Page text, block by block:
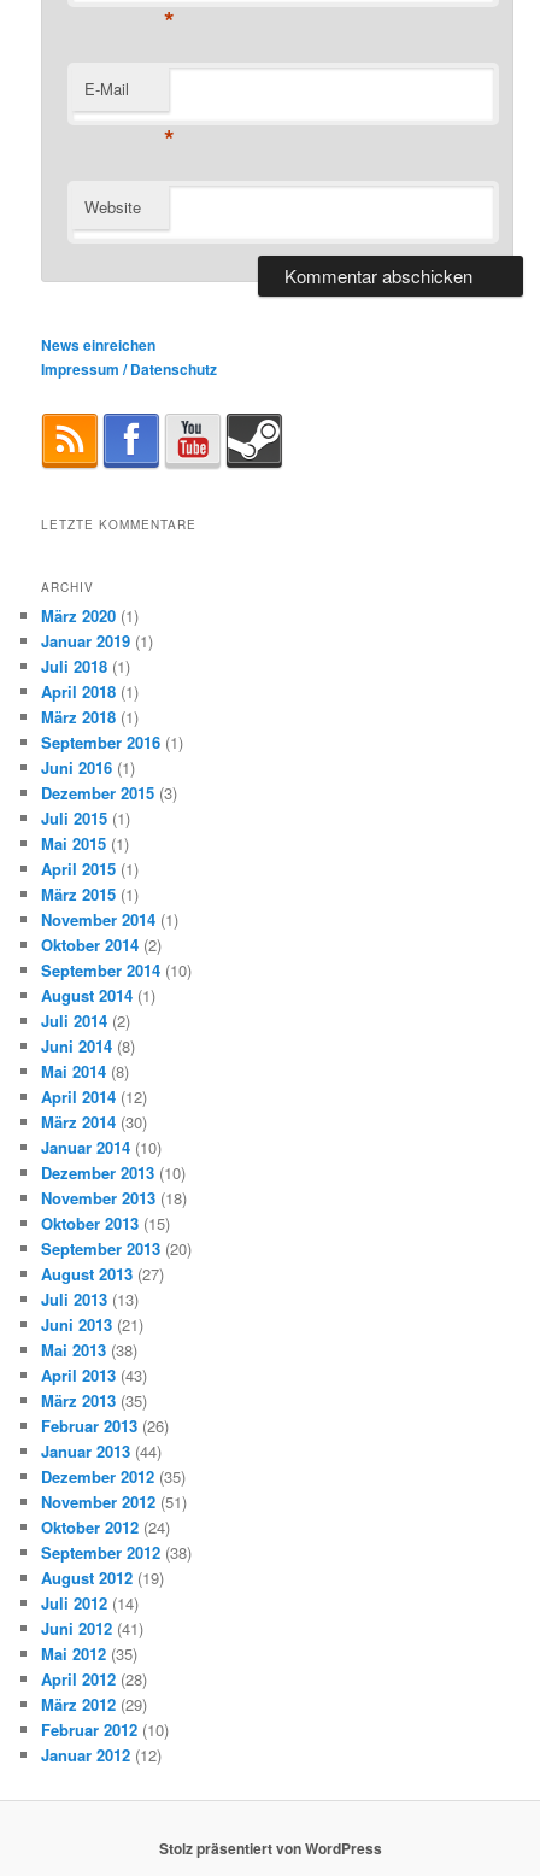
*
E-Mail
*
Website
News einreichen
Impressum / Datenschutz
LETZTE KOMMENTARE
ARCHIV
März 2020 (1)
Januar 2019 (1)
Juli 2018 (1)
April 2018 (1)
März 2018 (1)
September 2016 (1)
Juni 2016 (1)
Dezember 2015 (3)
Juli 2015 (1)
Mai 2015 (1)
April 2015 (1)
März 2015 (1)
November 2014 (1)
Oktober 2014 (2)
September 2014 (10)
August 2014 (1)
Juli 2014 (2)
Juni 2014 (8)
Mai 2014 (8)
April 2014 (12)
März 2014 (30)
Januar 2014 (10)
Dezember 2013 (10)
November 2013 (18)
Oktober 2013 (15)
September 2013 (20)
August 2013 (27)
Juli 2013 (13)
Juni 2013 (21)
Mai 2013 (38)
April 2013 (43)
März 2013 (35)
Februar 2013 (26)
Januar 2013 (44)
Dezember 2012 (35)
November 2012 (51)
Oktober 2012 (24)
September 2012 (38)
August 2012 (19)
Juli 2012 (14)
Juni 2012 (41)
Mai 2012 (35)
April 2012 (28)
März 2012 (29)
Februar 2012 (10)
Januar 2012 (12)
Stolz präsentiert von WordPress